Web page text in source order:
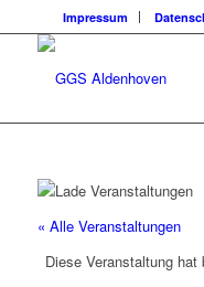
Impressum
« Alle Veranstaltungen
Diese Veranstaltung